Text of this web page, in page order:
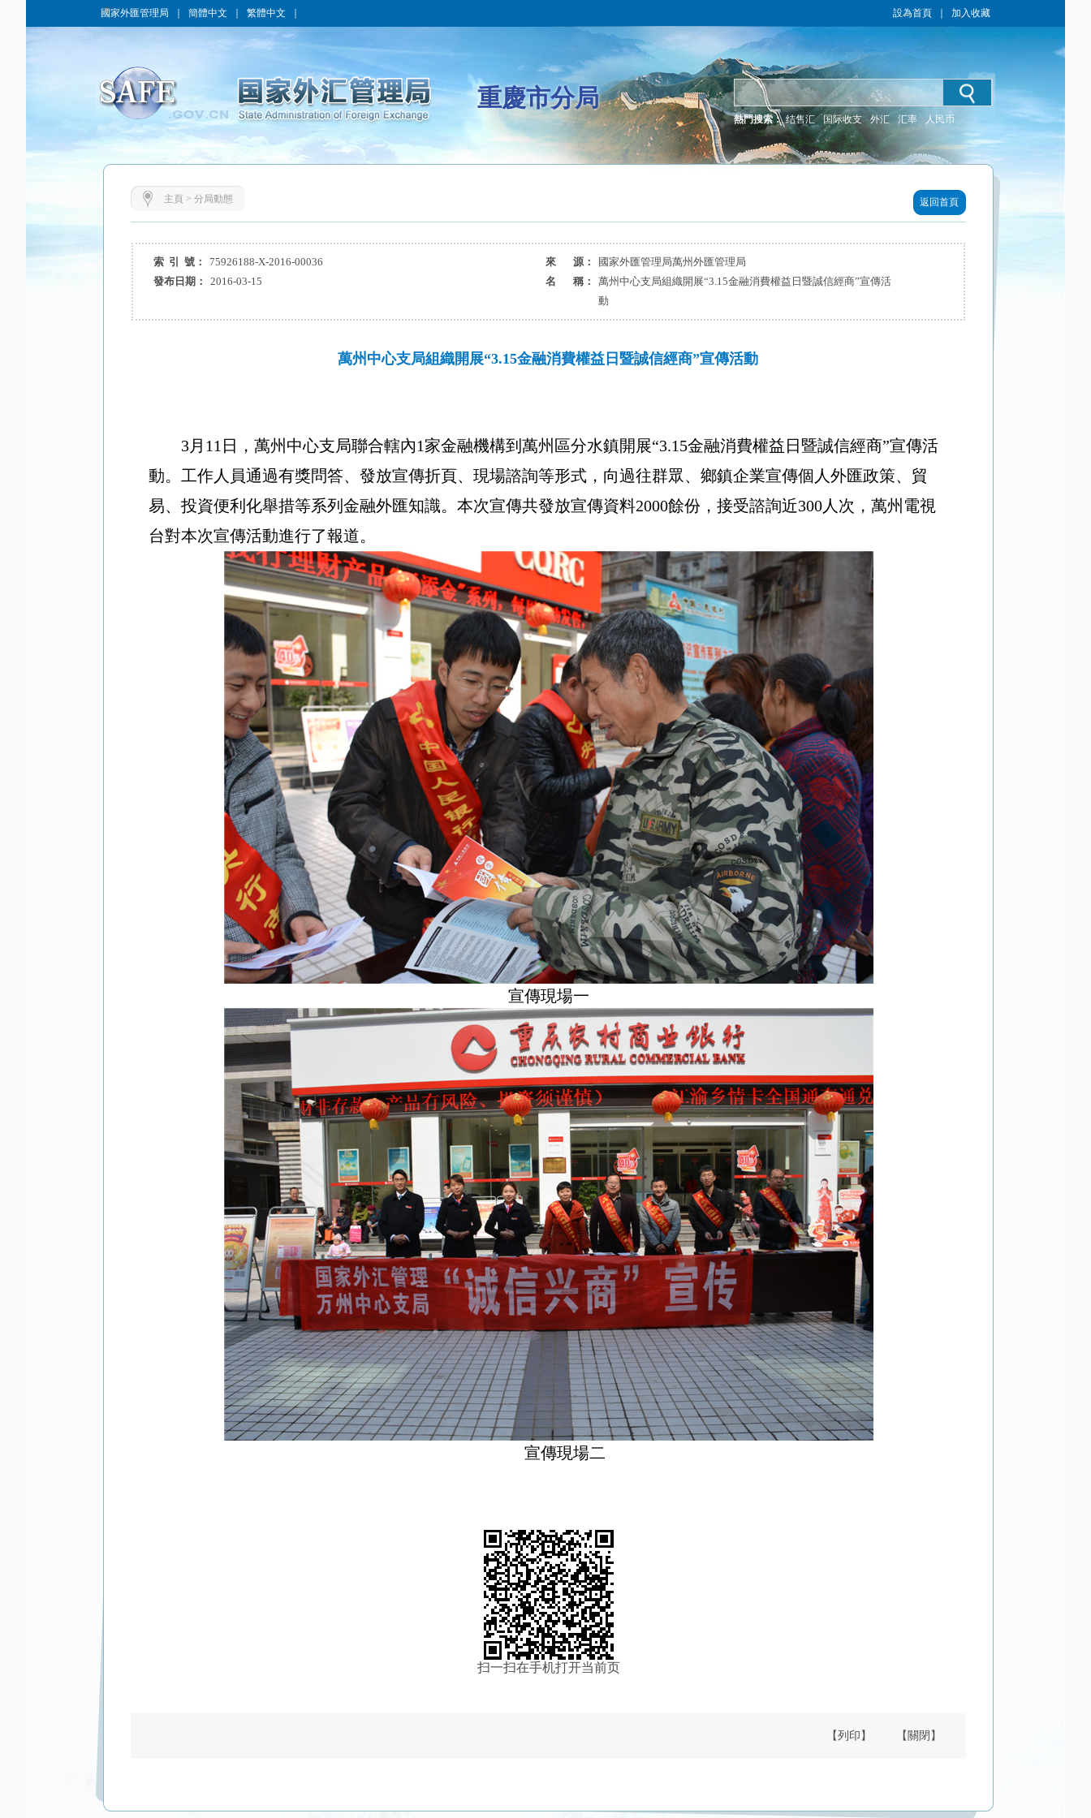
國家外匯管理局 簡體中文 繁體中文 設為首頁 加入收藏
重慶市分局
熱門搜索： 结售汇 国际收支 外汇 汇率 人民币
主頁 > 分局動態 返回首頁
索 引 號： 75926188-X-2016-00036 來 源：
國家外匯管理局萬州外匯管理局
發布日期：
2016-03-15 名 稱：
萬州中心支局組織開展“3.15金融消費權益日暨誠信經商”宣傳活
動
萬州中心支局組織開展“3.15金融消費權益日暨誠信經商”宣傳活動
3月11日，萬州中心支局聯合轄內1家金融機構到萬州區分水鎮開展“3.15金融消費權益日暨誠信經商”宣傳活
動。工作人員通過有獎問答、發放宣傳折頁、現場諮詢等形式，向過往群眾、鄉鎮企業宣傳個人外匯政策、貿
易、投資便利化舉措等系列金融外匯知識。本次宣傳共發放宣傳資料2000餘份，接受諮詢近300人次，萬州電視
台對本次宣傳活動進行了報道。
宣傳現場一
宣傳現場二
扫一扫在手机打开当前页
【列印】 【關閉】